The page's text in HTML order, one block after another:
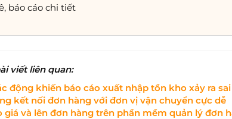
báo cáo chi tiết
viết liên quan:
động khiến báo cáo xuất nhập tồn kho xảy ra
kết nối đơn hàng với đơn vị vận chuyển cực dễ
giá và lên đơn hàng trên phần mềm quản lý đơn